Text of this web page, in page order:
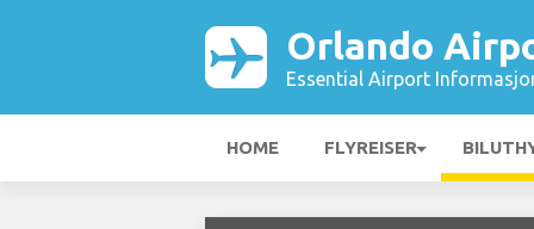
Orlando
Essential Airport
HOME FLYREISER